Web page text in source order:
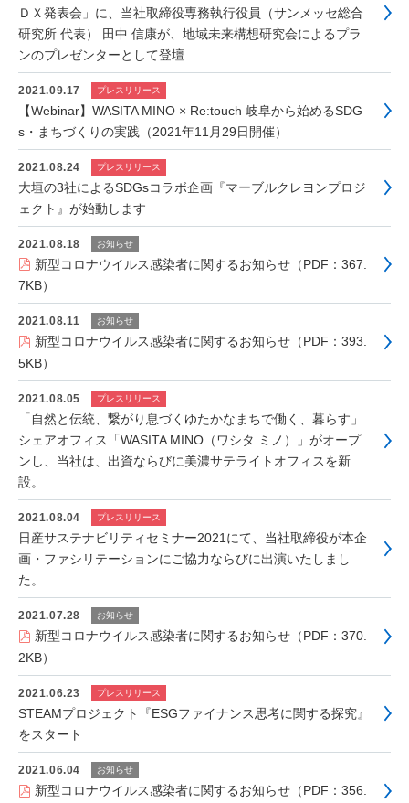
ＤＸ発表会」に、当社取締役専務執行役員（サンメッセ総合
研究所 代表） 田中 信康が、地域未来構想研究会によるプラ
ンのプレゼンターとして登壇
2021.09.17 プレスリリース
【Webinar】WASITA MINO × Re:touch 岐阜から始めるSDG
s・まちづくりの実践（2021年11月29日開催）
2021.08.24 プレスリリース
大垣の3社によるSDGsコラボ企画『マーブルクレヨンプロジ
ェクト』が始動します
2021.08.18 お知らせ
新型コロナウイルス感染者に関するお知らせ（PDF：367.
7KB）
2021.08.11 お知らせ
新型コロナウイルス感染者に関するお知らせ（PDF：393.
5KB）
2021.08.05 プレスリリース
「自然と伝統、繋がり息づくゆたかなまちで働く、暮らす」
シェアオフィス「WASITA MINO（ワシタ ミノ）」がオープ
ンし、当社は、出資ならびに美濃サテライトオフィスを新
設。
2021.08.04 プレスリリース
日産サステナビリティセミナー2021にて、当社取締役が本企
画・ファシリテーションにご協力ならびに出演いたしまし
た。
2021.07.28 お知らせ
新型コロナウイルス感染者に関するお知らせ（PDF：370.
2KB）
2021.06.23 プレスリリース
STEAMプロジェクト『ESGファイナンス思考に関する探究』
をスタート
2021.06.04 お知らせ
新型コロナウイルス感染者に関するお知らせ（PDF：356.